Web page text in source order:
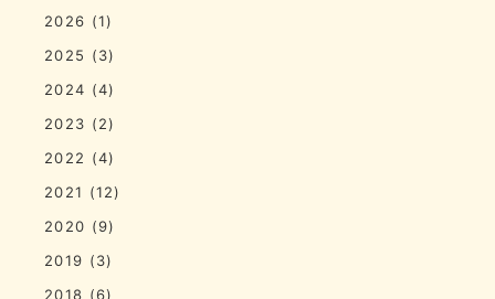
2026 (1)
2025 (3)
2024 (4)
2023 (2)
2022 (4)
2021 (12)
2020 (9)
2019 (3)
2018 (6)